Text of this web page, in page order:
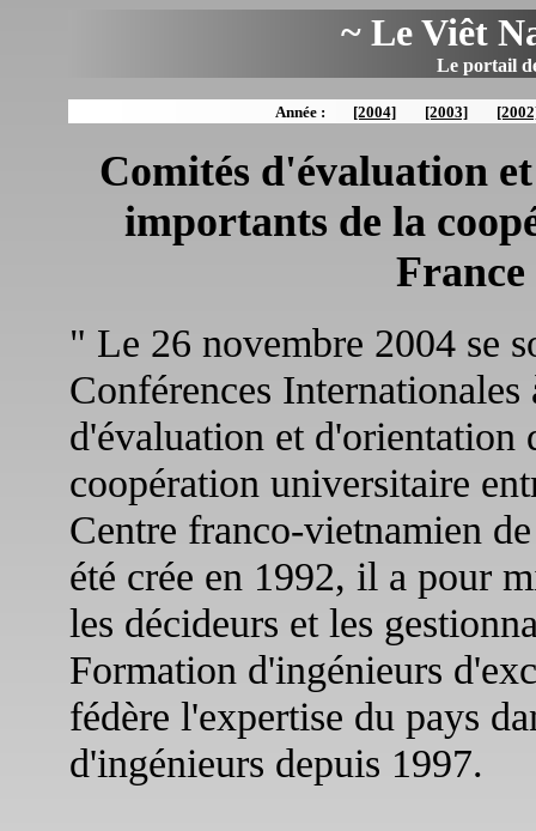
~ Le Viêt
Le portail
Année : [2004] [2003]
Comités d'évaluation
importants de la
" Le 26 novembre 2004 se
Conférences
d'évaluation et d'orientation
coopération universitaire
Centre franco-vietnamien
été crée en 1992, il a pour
les décideurs et les
Formation d'ingénieurs
fédère l'expertise du pays
d'ingénieurs depuis 1997.